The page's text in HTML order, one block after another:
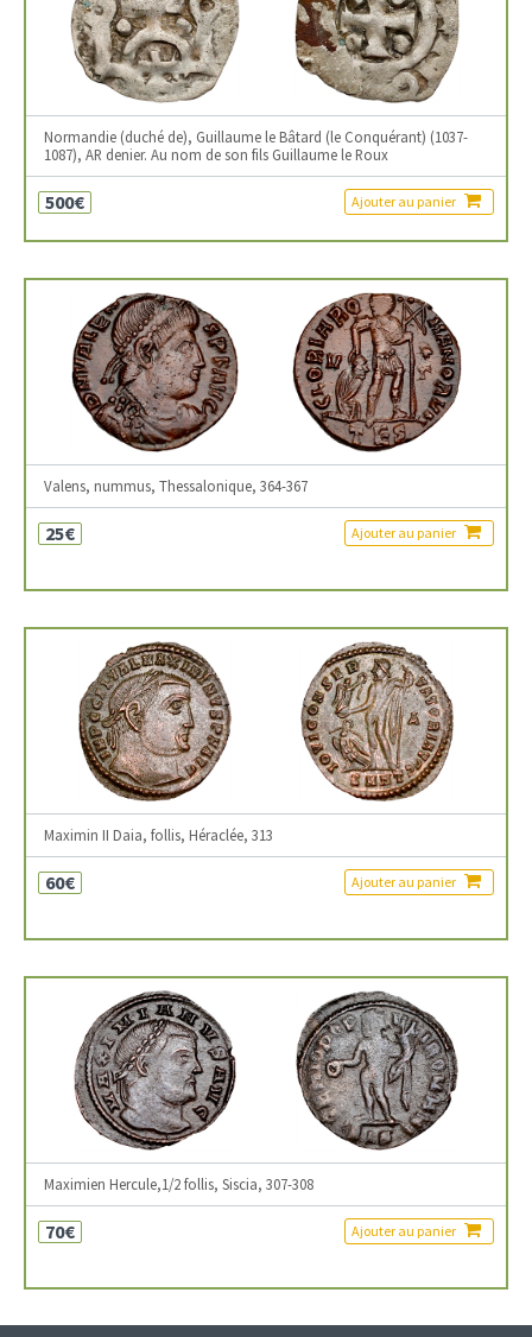
Normandie (duché de), Guillaume le Bâtard (le Conquérant) (1037-
1087), AR denier. Au nom de son fils Guillaume le Roux
500€ Ajouter au panier
Valens, nummus, Thessalonique, 364-367
25€ Ajouter au panier
Maximin II Daia, follis, Héraclée, 313
60€ Ajouter au panier
Maximien Hercule,1/2 follis, Siscia, 307-308
70€ Ajouter au panier